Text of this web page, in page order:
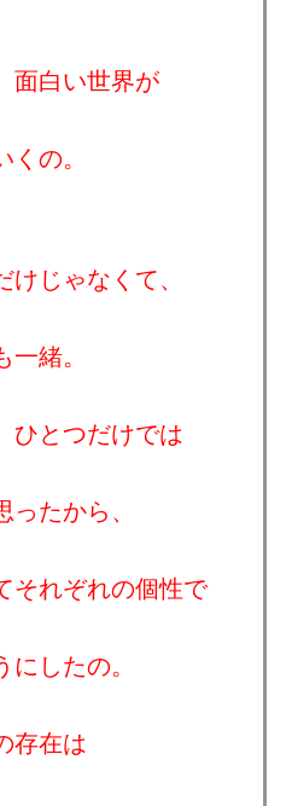
面白い世界が
の。
じゃなくて、
緒。
ひとつだけでは
たから、
それぞれの個性で
したの。
存在は